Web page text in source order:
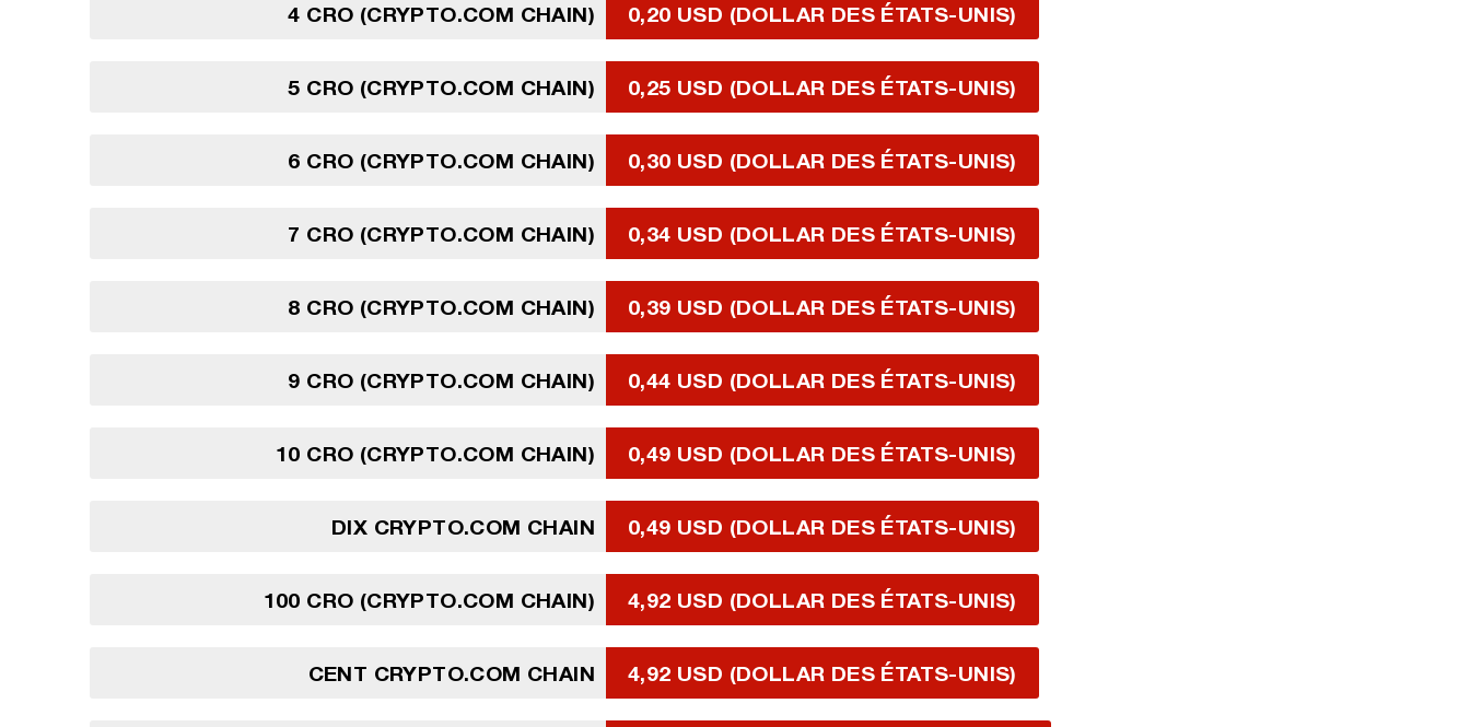
4 CRO (CRYPTO.COM CHAIN) 0,20 USD (DOLLAR DES ÉTATS-UNIS)
5 CRO (CRYPTO.COM CHAIN) 0,25 USD (DOLLAR DES ÉTATS-UNIS)
6 CRO (CRYPTO.COM CHAIN) 0,30 USD (DOLLAR DES ÉTATS-UNIS)
7 CRO (CRYPTO.COM CHAIN) 0,34 USD (DOLLAR DES ÉTATS-UNIS)
8 CRO (CRYPTO.COM CHAIN) 0,39 USD (DOLLAR DES ÉTATS-UNIS)
9 CRO (CRYPTO.COM CHAIN) 0,44 USD (DOLLAR DES ÉTATS-UNIS)
10 CRO (CRYPTO.COM CHAIN) 0,49 USD (DOLLAR DES ÉTATS-UNIS)
DIX CRYPTO.COM CHAIN 0,49 USD (DOLLAR DES ÉTATS-UNIS)
100 CRO (CRYPTO.COM CHAIN) 4,92 USD (DOLLAR DES ÉTATS-UNIS)
CENT CRYPTO.COM CHAIN 4,92 USD (DOLLAR DES ÉTATS-UNIS)